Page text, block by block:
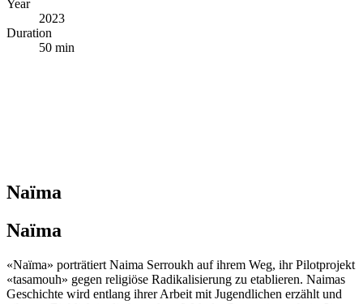
Year
2023
Duration
50 min
Naïma
Naïma
«Naïma» porträtiert Naima Serroukh auf ihrem Weg, ihr Pilotprojekt
«tasamouh» gegen religiöse Radikalisierung zu etablieren. Naimas
Geschichte wird entlang ihrer Arbeit mit Jugendlichen erzählt und